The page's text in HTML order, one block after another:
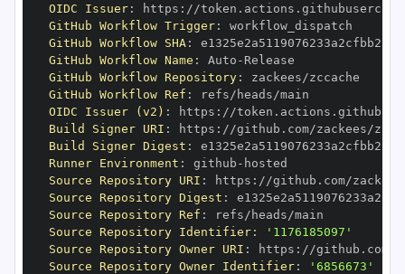
OIDC Issuer: https :
GitHub Workflow Trigger:
GitHub Workflow SHA:
GitHub Workflow Name : Auto -
GitHub Workflow Repository:
GitHub Workflow Ref :
OIDC Issuer (v2) : https :
Build Signer URI : https : //github.com/zackees/
Build Signer Digest :
Runner Environment : github -
Source Repository URI : https :
Source Repository Digest :
Source Repository Ref :
Source Repository Identifier:
'1176185097'
Source Repository Owner URI : https :
Source Repository Owner Identifier:
'6856673'